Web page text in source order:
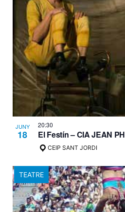
JUNY
18
20:30
El Festín – CIA JEAN
CEIP SANT JORDI
TEATRE